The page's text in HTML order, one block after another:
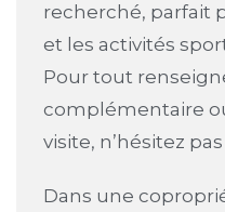
recherché, parfait
et les activités
Pour tout
complémentaire
visite, n’hésitez
Dans une